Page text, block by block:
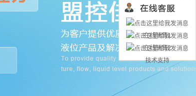
在线销售1
在线销售2
技术支持